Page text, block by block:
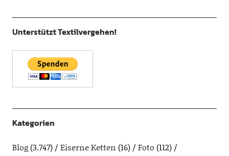
Unterstützt Textilvergehen!
Kategorien
Blog(3.747) Eiserne Ketten (16) Foto (112)